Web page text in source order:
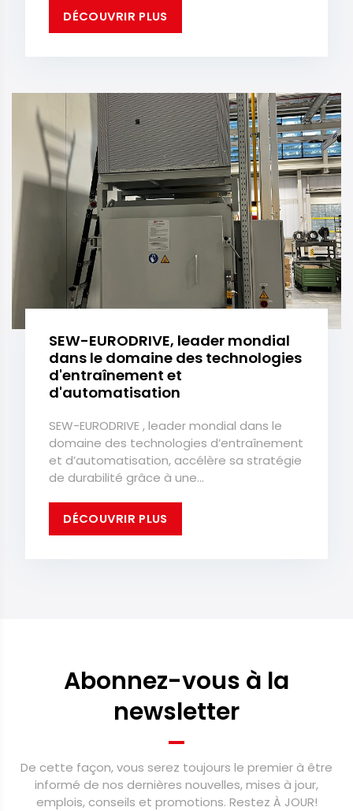
DÉCOUVRIR PLUS
SEW-EURODRIVE, leader mondial
dans le domaine des technologies
d'entraînement et
d'automatisation
SEW-EURODRIVE , leader mondial dans le
domaine des technologies d’entraînement
et d’automatisation, accélère sa stratégie
de durabilité grâce à une...
DÉCOUVRIR PLUS
Abonnez-vous à la
newsletter
De cette façon, vous serez toujours le premier à être
informé de nos dernières nouvelles, mises à jour,
emplois, conseils et promotions. Restez À JOUR!